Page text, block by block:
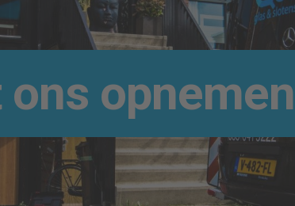
opnemen